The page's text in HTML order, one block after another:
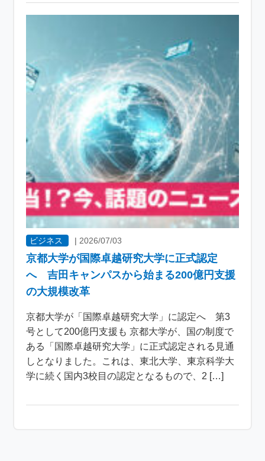
ビジネス | 2026/07/03
京都大学が国際卓越研究大学に正式認定
へ 吉田キャンパスから始まる200億円支援
の大規模改革
京都大学が「国際卓越研究大学」に認定へ 第3
号として200億円支援も 京都大学が、国の制度で
ある「国際卓越研究大学」に正式認定される見通
しとなりました。これは、東北大学、東京科学大
学に続く国内3校目の認定となるもので、2 […]